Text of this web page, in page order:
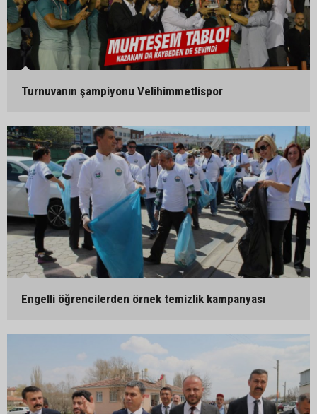
Turnuvanın şampiyonu Velihimmetlispor
Engelli öğrencilerden örnek temizlik kampanyası